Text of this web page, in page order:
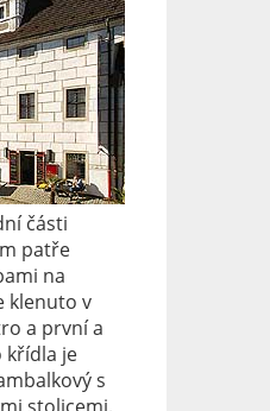
části
patře
na
klenuto v
a první a
křídla je
s